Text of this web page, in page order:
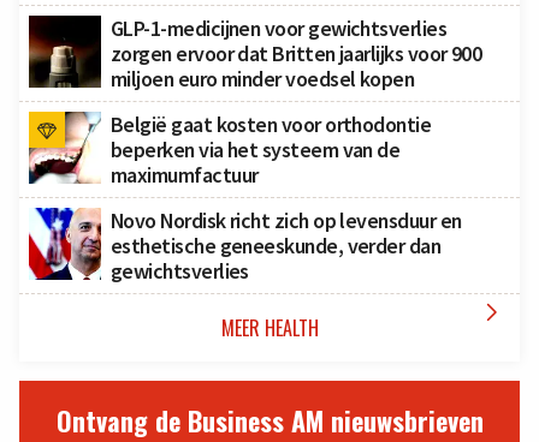
GLP-1-medicijnen voor gewichtsverlies
zorgen ervoor dat Britten jaarlijks voor 900
miljoen euro minder voedsel kopen
België gaat kosten voor orthodontie
beperken via het systeem van de
maximumfactuur
Novo Nordisk richt zich op levensduur en
esthetische geneeskunde, verder dan
gewichtsverlies
MEER HEALTH 
Ontvang de Business AM nieuwsbrieven